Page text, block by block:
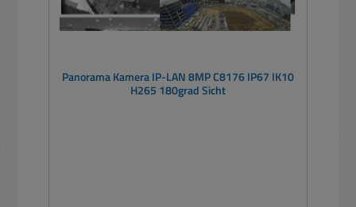
Panorama Kamera IP-LAN 8MP C8176 IP67 IK10
H265 180grad Sicht